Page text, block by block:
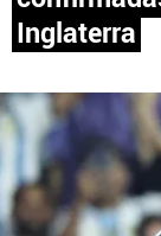
PANAMÁ
NICARAGUA
CONCACAF
FÚTBOL
Inglaterra